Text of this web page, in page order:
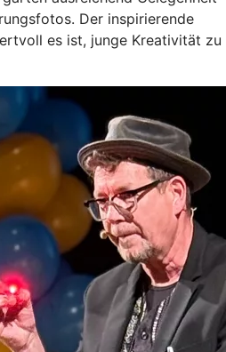
Der inspirierende
es ist, junge Kreativität zu